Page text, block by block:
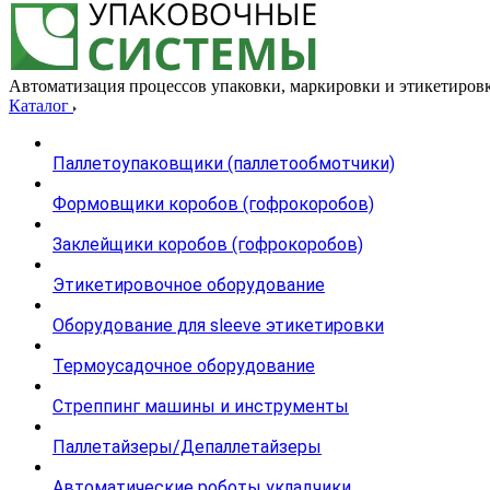
Автоматизация процессов упаковки, маркировки и
Каталог
Паллетоупаковщики (паллетообмотчики)
Формовщики коробов (гофрокоробов)
Заклейщики коробов (гофрокоробов)
Этикетировочное оборудование
Оборудование для sleeve этикетировки
Термоусадочное оборудование
Стреппинг машины и инструменты
Паллетайзеры/Депаллетайзеры